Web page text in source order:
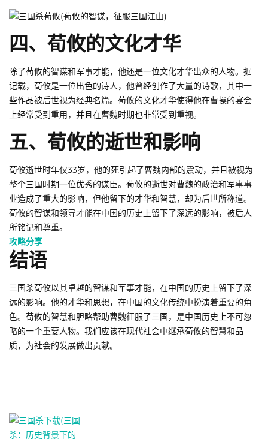
四、荀攸的文化才华
除了荀攸的智谋和军事才能，他还是一位文化才华出众的人物。据
记载，荀攸是一位出色的诗人，他曾经创作了大量的诗歌，其中一
些作品被后世视为经典名篇。荀攸的文化才华使得他在曹操的宴会
上经常受到重用，并且在曹魏时期也非常受到重视。
五、荀攸的逝世和影响
荀攸逝世时年仅33岁，他的死引起了曹魏内部的震动，并且被视为
整个三国时期一位优秀的谋臣。荀攸的逝世对曹魏的政治和军事事
业造成了重大的影响，但他留下的才华和智慧，却为后世所称道。
荀攸的智谋和领导才能在中国的历史上留下了深远的影响，被后人
所铭记和尊重。
攻略分享
结语
三国杀荀攸以其卓越的智谋和军事才能，在中国的历史上留下了深
远的影响。他的才华和思想，在中国的文化传统中扮演着重要的角
色。荀攸的智慧和胆略帮助曹魏征服了三国，是中国历史上不可忽
略的一个重要人物。我们应该在现代社会中继承荀攸的智慧和品
质，为社会的发展做出贡献。